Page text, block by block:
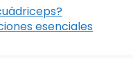
esenciales